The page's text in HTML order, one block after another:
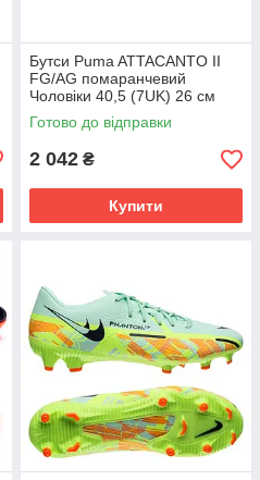
Бутси Puma ATTACANTO II
FG/AG помаранчевий
Чоловіки 40,5 (7UK) 26 см
108493-04
Готово до відправки
2 042 ₴
Купити